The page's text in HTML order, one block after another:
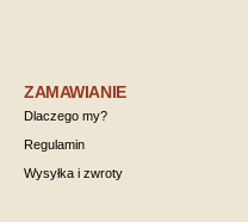
ZAMAWIANIE
Dlaczego my?
Regulamin
Wysyłka i zwroty